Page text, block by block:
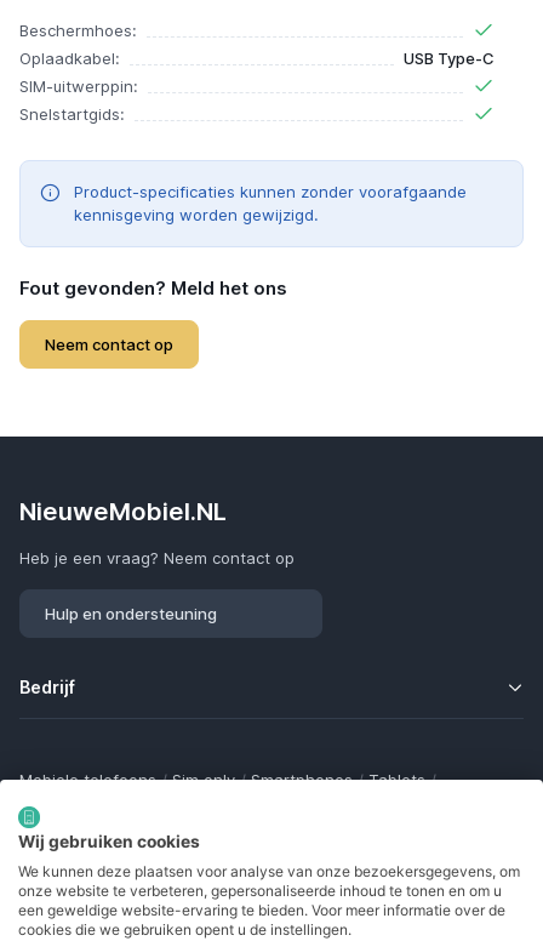
Beschermhoes:
Oplaadkabel:
USB Type-C
SIM-uitwerppin:
Snelstartgids:
Product-specificaties kunnen zonder voorafgaande
kennisgeving worden gewijzigd.
Fout gevonden? Meld het ons
Neem contact op
NieuweMobiel.NL
Heb je een vraag? Neem contact op
Hulp en ondersteuning
Bedrijf
Mobiele telefoons / Sim only / Smartphones / Tablets /
Smartwatches
Bluetooth trackers / Opladers
Samsung Galaxy
Gamingtelefoons / Foldables / Robuuste telefoons /
Seniorentelefoons / Waterdichte telefoons / Refurbished
Wij gebruiken cookies
We kunnen deze plaatsen voor analyse van onze bezoekersgegevens, om
onze website te verbeteren, gepersonaliseerde inhoud te tonen en om u
een geweldige website-ervaring te bieden. Voor meer informatie over de
cookies die we gebruiken opent u de instellingen.